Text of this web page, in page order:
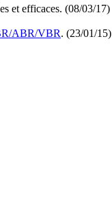
et efficaces. (08/03/17)
ABR/VBR. (23/01/15)